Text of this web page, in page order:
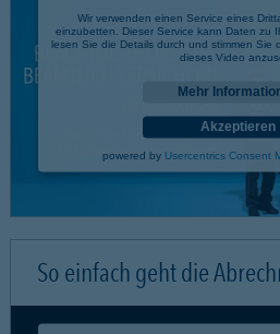
Wir verwenden einen Service eines
einzubetten. Dieser Service kann Daten zu
lesen Sie die Details durch und stimmen Sie
dieses Video
Mehr
Akzeptieren
powered by Usercentrics Consent
So einfach geht die